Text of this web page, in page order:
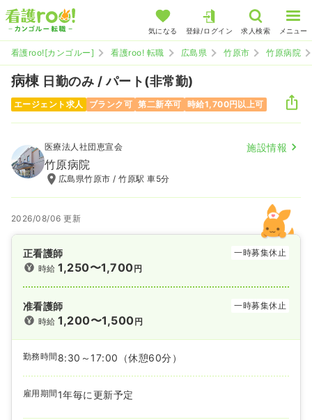
気になる 登録/ログイン 求人検索 メニュー
看護roo![カンゴルー] 看護roo! 転職 広島県 竹原市 竹原病院
病棟 日勤のみ / パート(非常勤)
エージェント求人 ブランク可 第二新卒可 時給1,700円以上可
医療法人社団恵宣会 施設情報
竹原病院
広島県竹原市 / 竹原駅 車5分
2026/08/06 更新
正看護師
一時募集休止
時給1,250〜1,700円
准看護師
一時募集休止
時給1,200〜1,500円
勤務時間 8:30～17:00 （休憩60分）
雇用期間 1年毎に更新予定